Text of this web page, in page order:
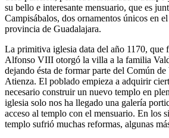
su bello e interesante mensuario, que es
Campisábalos, dos ornamentos únicos en
provincia de Guadalajara.
La primitiva iglesia data del año 1170, que
Alfonso VIII otorgó la villa a la familia
dejando ésta de formar parte del Común
Atienza. El poblado empieza a adquirir
necesario construir un nuevo templo en
iglesia solo nos ha llegado una galería
acceso al templo con el mensuario. En los
templo sufrió muchas reformas, algunas